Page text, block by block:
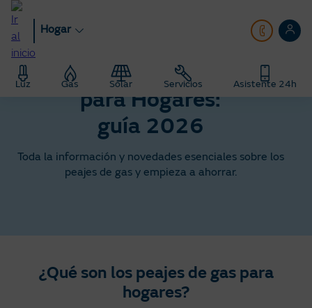
Pasar
contenido
principal
Hogar
Luz Gas Solar Servicios Asistente 24h
Peajes de Acceso de Gas
para Hogares:
guía 2026
Toda la información y novedades esenciales sobre los
peajes de gas y empieza a ahorrar​.
¿Qué son los peajes de gas para
hogares?​